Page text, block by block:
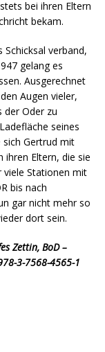
bei ihren Eltern
bekam.
verband,
gelang es
Ausgerechnet
Augen vieler,
der Oder zu
seines
Gertrud mit
ihren Eltern, die sie
viele Stationen mit
bis nach
gar nicht mehr so
dort sein.
Zettin, BoD –
3-7568-4565-1